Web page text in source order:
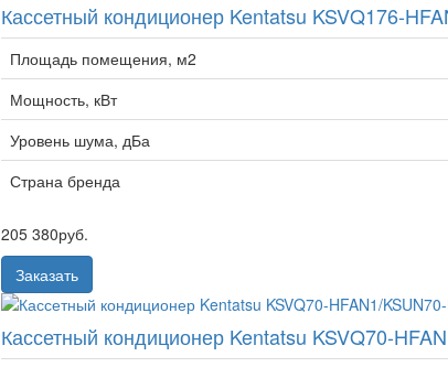
Кассетный кондиционер Kentatsu KSVQ176-
Площадь помещения, м2
Мощность, кВт
Уровень шума, дБа
Страна бренда
205 380руб.
Заказать
Кассетный кондиционер Kentatsu KSVQ70-